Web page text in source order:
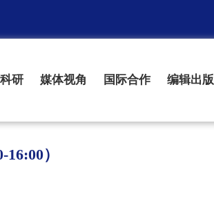
研 媒体视角 国际合作 编辑出版
）